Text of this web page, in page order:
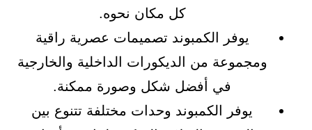
كل مكان نحوه.
يوفر الكمبوند تصميمات عصرية راقية
ومجموعة من الديكورات الداخلية والخارجية
في أفضل شكل وصورة ممكنة.
يوفر الكمبوند وحدات مختلفة تتنوع بين